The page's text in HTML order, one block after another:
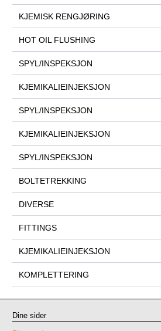
KJEMISK RENGJØRING
HOT OIL FLUSHING
SPYL/INSPEKSJON
KJEMIKALIEINJEKSJON
SPYL/INSPEKSJON
KJEMIKALIEINJEKSJON
SPYL/INSPEKSJON
BOLTETREKKING
DIVERSE
FITTINGS
KJEMIKALIEINJEKSJON
KOMPLETTERING
Dine sider